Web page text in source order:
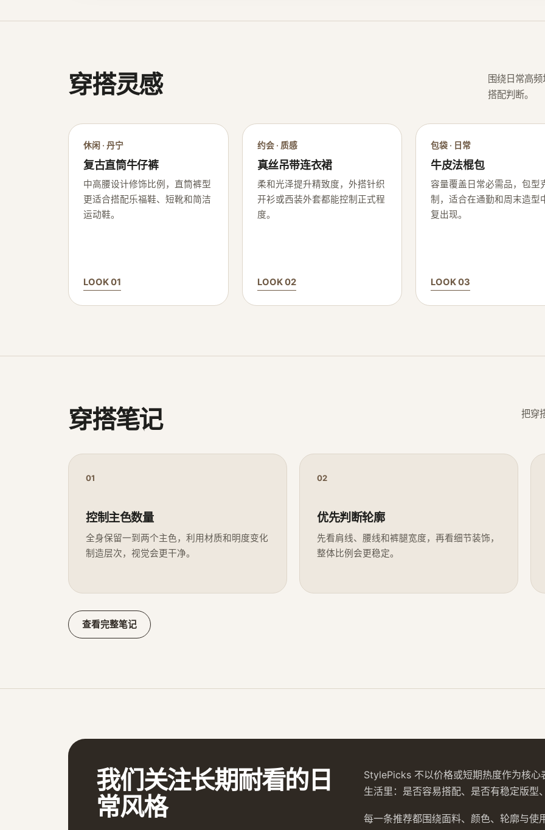
穿搭灵感
围绕日常高
搭配判断。
休闲 · 丹宁
复古直筒牛仔裤
中高腰设计修饰比例，直筒裤型
更适合搭配乐福鞋、短靴和简洁
运动鞋。
LOOK 01
约会 · 质感
真丝吊带连衣裙
柔和光泽提升精致度，外搭针织
开衫或西装外套都能控制正式程
度。
LOOK 02
包袋 · 日常
牛皮法棍包
容量覆盖日常必需品，包型
制，适合在通勤和周末造型
复出现。
LOOK 03
穿搭笔记 把穿
01
控制主色数量
全身保留一到两个主色，利用材质和明度变化
制造层次，视觉会更干净。
02
优先判断轮廓
先看肩线、腰线和裤腿宽度，再看细节装饰，
整体比例会更稳定。
查看完整笔记
我们关注长期耐看的日
常风格
StylePicks 不以价格或短期热度作为核
生活里：是否容易搭配、是否有稳定版型
每一条推荐都围绕面料、颜色、轮廓与